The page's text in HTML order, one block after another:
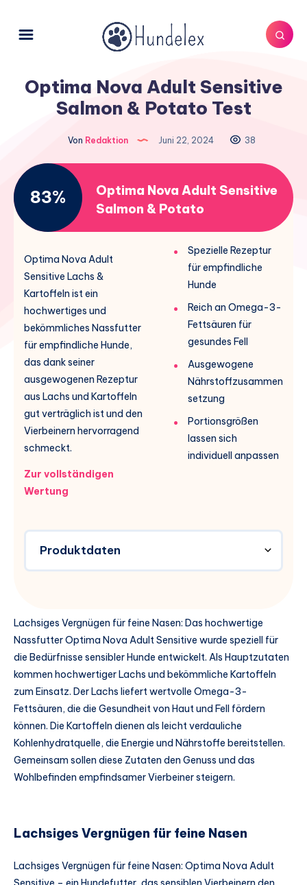
Optima Nova Adult Sensitive
Salmon & Potato Test
Von Redaktion Juni 22, 2024 38
83%
Optima Nova Adult Sensitive
Salmon & Potato
Optima Nova Adult
Sensitive Lachs &
Kartoffeln ist ein
hochwertiges und
bekömmliches Nassfutter
für empfindliche Hunde,
das dank seiner
ausgewogenen Rezeptur
aus Lachs und Kartoffeln
gut verträglich ist und den
Vierbeinern hervorragend
schmeckt.
Zur vollständigen
Wertung
Spezielle Rezeptur
für empfindliche
Hunde
Reich an Omega-3-
Fettsäuren für
gesundes Fell
Ausgewogene
Nährstoffzusammen
setzung
Portionsgrößen
lassen sich
individuell anpassen
Produktdaten
Lachsiges Vergnügen für feine Nasen: Das hochwertige
Nassfutter Optima Nova Adult Sensitive wurde speziell für
die Bedürfnisse sensibler Hunde entwickelt. Als Hauptzutaten
kommen hochwertiger Lachs und bekömmliche Kartoffeln
zum Einsatz. Der Lachs liefert wertvolle Omega-3-
Fettsäuren, die die Gesundheit von Haut und Fell fördern
können. Die Kartoffeln dienen als leicht verdauliche
Kohlenhydratquelle, die Energie und Nährstoffe bereitstellen.
Gemeinsam sollen diese Zutaten den Genuss und das
Wohlbefinden empfindsamer Vierbeiner steigern.
Lachsiges Vergnügen für feine Nasen
Lachsiges Vergnügen für feine Nasen: Optima Nova Adult